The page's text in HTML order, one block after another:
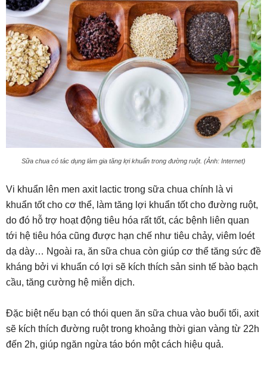
Sữa chua có tác dụng làm gia tăng lợi khuẩn trong đường ruột. (Ảnh: Internet)
Vi khuẩn lên men axit lactic trong sữa chua chính là vi
khuẩn tốt cho cơ thể, làm tăng lợi khuẩn tốt cho đường ruột,
do đó hỗ trợ hoạt động tiêu hóa rất tốt, các bệnh liên quan
tới hệ tiêu hóa cũng được hạn chế như tiêu chảy, viêm loét
dạ dày… Ngoài ra, ăn sữa chua còn giúp cơ thể tăng sức đề
kháng bởi vi khuẩn có lợi sẽ kích thích sản sinh tế bào bạch
cầu, tăng cường hệ miễn dịch.
Đặc biệt nếu bạn có thói quen ăn sữa chua vào buổi tối, axit
sẽ kích thích đường ruột trong khoảng thời gian vàng từ 22h
đến 2h, giúp ngăn ngừa táo bón một cách hiệu quả.